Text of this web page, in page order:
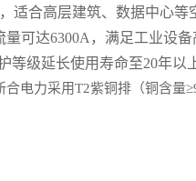
适合高层建筑、数据中心等
可达6300A，满足工业设备
等级延长使用寿命至20年以
电力采用T2紫铜排（铜含量